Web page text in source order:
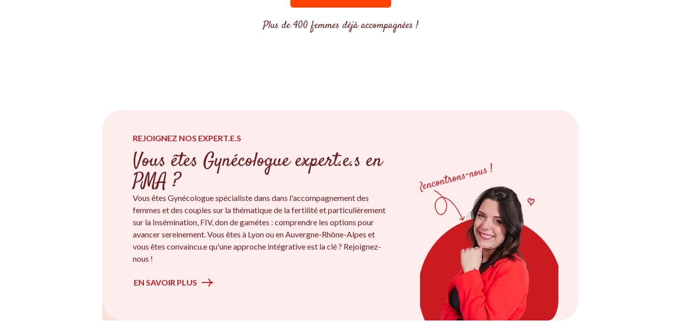
Plus de 400 femmes déjà accompagnées !
REJOIGNEZ NOS EXPERT.E.S
Vous êtes Gynécologue expert.e.s en
PMA ?
Vous êtes Gynécologue spécialiste dans dans l'accompagnement des
femmes et des couples sur la thématique de la fertilité et particulièrement
sur la Insémination, FIV, don de gamètes : comprendre les options pour
avancer sereinement. Vous êtes à Lyon ou en Auvergne-Rhône-Alpes et
vous êtes convaincu.e qu'une approche intégrative est la clé ? Rejoignez-
nous !
EN SAVOIR PLUS